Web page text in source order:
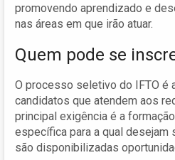
promovendo aprendizado e
nas áreas em que irão atuar.
Quem pode se
O processo seletivo do IFTO é
candidatos que atendem aos
principal exigência é a
específica para a qual desejam
são disponibilizadas